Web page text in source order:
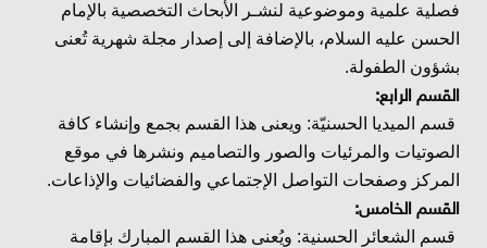
فصلية علمية وموضوعية لنشـر الأبحاث التخصصية بالإمام
الحسن عليه السلام، بالإضافة إلى إصدار مجلة شهرية تُعنى
بشؤون الطفولة.
القسم الرابع:
قسم الميديا الحسنيّة: ويعنى هذا القسم بجمع وإنشاء كافة
الصوتيات والمرئيات والصور والتصاميم ونشرها في موقع
المركز وصفحات التواصل الإجتماعي والفضائيات والإذاعات.
القسم الخامس:
قسم الشعائر الحسنية: ويُعنى هذا القسم المبارك بإقامة